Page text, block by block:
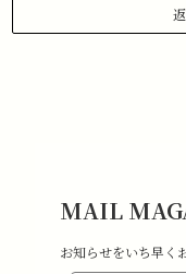
4.室内での試着のみ（屋
5.返品送料はお客様負担
MAIL
お知らせをいち早く